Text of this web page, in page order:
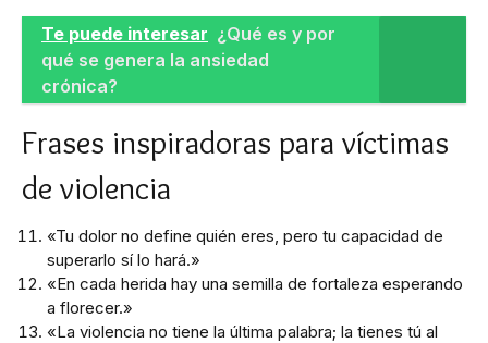
Te puede interesar ¿Qué es y por
qué se genera la ansiedad
crónica?
Frases inspiradoras para víctimas
de violencia
«Tu dolor no define quién eres, pero tu capacidad de
superarlo sí lo hará.»
«En cada herida hay una semilla de fortaleza esperando
a florecer.»
«La violencia no tiene la última palabra; la tienes tú al